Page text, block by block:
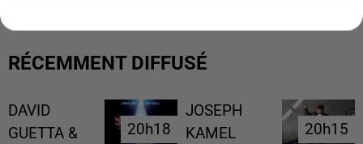
RÉCEMMENT DIFFUSÉ
DAVID
GUETTA &
20h18
20h18
JOSEPH
KAMEL
20h15
20h15